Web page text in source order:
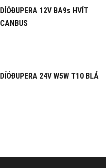
DÍÓÐUPERA 12V BA9s HVÍT
CANBUS
DÍÓÐUPERA 24V W5W T10 BLÁ